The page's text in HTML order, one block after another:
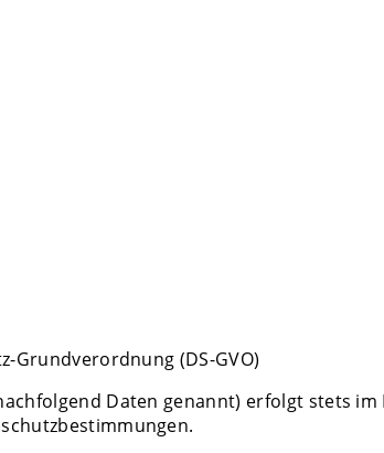
Grundverordnung (DS-GVO)
Daten genannt) erfolgt stets